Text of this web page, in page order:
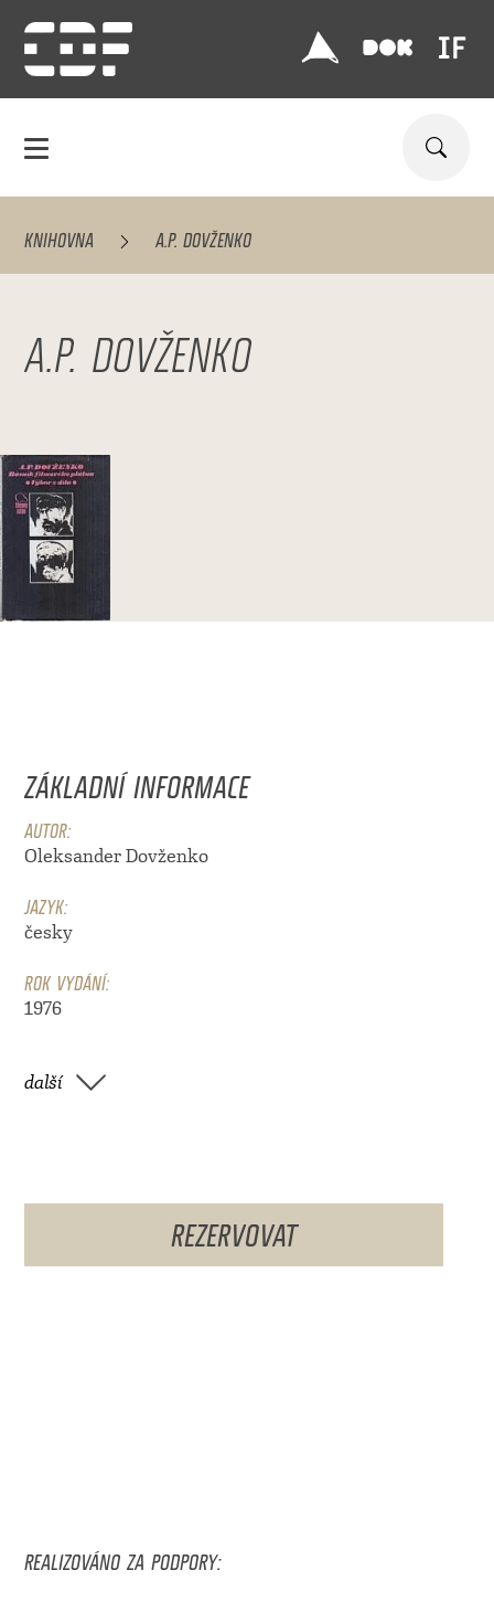
KNIHOVNA A.P. DOVŽENKO
A.P. DOVŽENKO
ZÁKLADNÍ INFORMACE
AUTOR:
Oleksander Dovženko
JAZYK:
česky
ROK VYDÁNÍ:
1976
další
REZERVOVAT
REALIZOVÁNO ZA PODPORY: